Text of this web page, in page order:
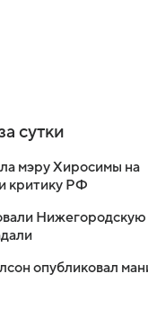
сутки
мэру Хиросимы на
критику РФ
Нижегородскую
опубликовал